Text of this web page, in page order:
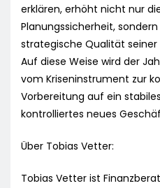
erklären, erhöht nicht nur
Planungssicherheit,
strategische Qualität seiner
Auf diese Weise wird der
vom Kriseninstrument zur
Vorbereitung auf ein
kontrolliertes neues
Über Tobias Vetter:
Tobias Vetter ist